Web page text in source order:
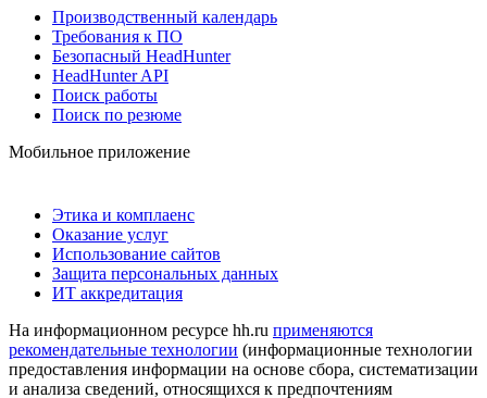
Производственный календарь
Требования к ПО
Безопасный HeadHunter
HeadHunter API
Поиск работы
Поиск по резюме
Мобильное приложение
Этика и комплаенс
Оказание услуг
Использование сайтов
Защита персональных данных
ИТ аккредитация
На информационном ресурсе hh.ru применяются
рекомендательные технологии (информационные технологии
предоставления информации на основе сбора, систематизации
и анализа сведений, относящихся к предпочтениям